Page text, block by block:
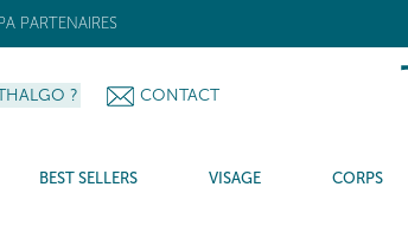
PARTENAIRES
? CONTACT
BEST SELLERS VISAGE CORPS